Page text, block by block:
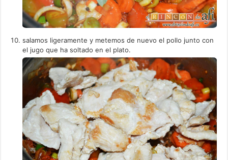
salamos ligeramente y metemos de nuevo el pollo junto con
el jugo que ha soltado en el plato.